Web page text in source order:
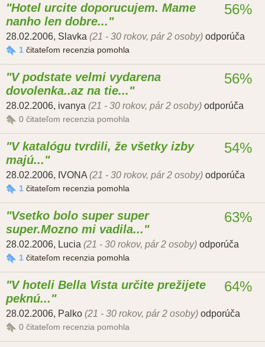
Hotel urcite doporucujem. Mame
nanho len dobre...
28.02.2006, Slavka (21 - 30 rokov, pár 2 osoby) odporúča
1 čitateľom recenzia pomohla
56%
V podstate velmi vydarena
dovolenka..az na tie...
28.02.2006, ivanya (21 - 30 rokov, pár 2 osoby) odporúča
0 čitateľom recenzia pomohla
56%
V katalógu tvrdili, že všetky izby
majú...
28.02.2006, IVONA (21 - 30 rokov, pár 2 osoby) odporúča
1 čitateľom recenzia pomohla
54%
Vsetko bolo super super
super.Mozno mi vadila...
28.02.2006, Lucia (21 - 30 rokov, pár 2 osoby) odporúča
1 čitateľom recenzia pomohla
63%
V hoteli Bella Vista určite prežijete
peknú...
28.02.2006, Palko (21 - 30 rokov, pár 2 osoby) odporúča
0 čitateľom recenzia pomohla
64%